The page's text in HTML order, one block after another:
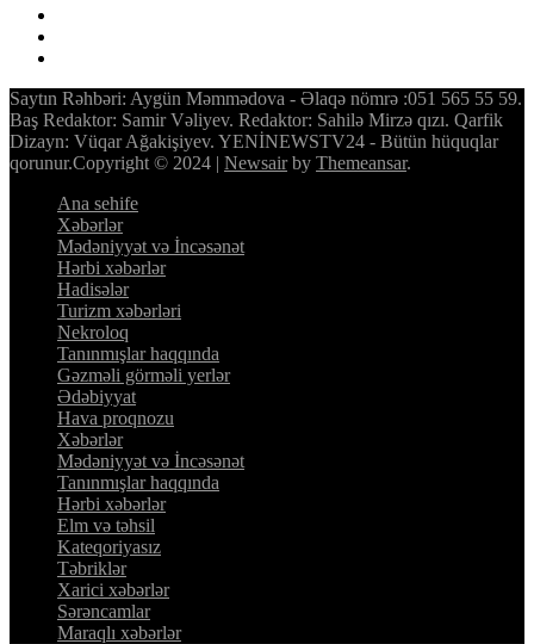
Saytın Rəhbəri: Aygün Məmmədova - Əlaqə nömrə :051 565 55 59.
Baş Redaktor: Samir Vəliyev. Redaktor: Sahilə Mirzə qızı. Qarfik
Dizayn: Vüqar Ağakişiyev. YENİNEWSTV24 - Bütün hüquqlar
qorunur.Copyright © 2024 | Newsairby Themeansar.
Ana sehife
Xəbərlər
Mədəniyyət və İncəsənət
Hərbi xəbərlər
Hadisələr
Turizm xəbərləri
Nekroloq
Tanınmışlar haqqında
Gəzməli görməli yerlər
Ədəbiyyat
Hava proqnozu
Xəbərlər
Mədəniyyət və İncəsənət
Tanınmışlar haqqında
Hərbi xəbərlər
Elm və təhsil
Kateqoriyasız
Təbriklər
Xarici xəbərlər
Sərəncamlar
Maraqlı xəbərlər